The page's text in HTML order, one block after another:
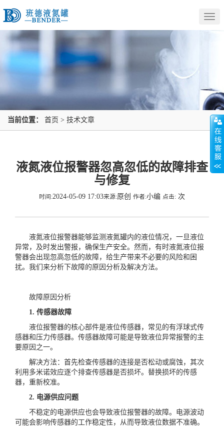
当前位置： 首页 > 技术文章
液氮液位报警器忽高忽低的故障排查
与修复
时间:2024-05-09 17:03来源:原创 作者:小编 点击: 次
液氮液位报警器能够监测液氮罐内的液位情况，一旦液位
异常，及时发出警报，确保生产安全。然而，有时液氮液位报
警器会出现忽高忽低的故障，给生产带来不必要的风险和困
扰。我们来分析下故障的原因分析及解决方法。
故障原因分析
1. 传感器故障
液位报警器的核心部件是液位传感器，常见的有浮球式传
感器和压力传感器。传感器故障可能是导致液位异常报警的主
要原因之一。
解决方法：首先检查传感器的连接是否松动或腐蚀，其次
利用多米诺效应逐个排查传感器是否损坏。替换损坏的传感
器，重新校准。
2. 电源供应问题
不稳定的电源供应也会导致液位报警器的故障。电源波动
可能会影响传感器的工作稳定性，从而导致液位数据不准确。